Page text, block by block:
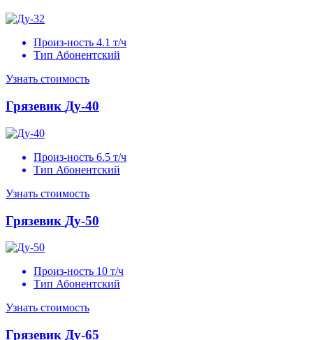
Произ-ность 4.1 т/ч
Тип Абонентский
Узнать стоимость
Грязевик Ду-40
Произ-ность 6.5 т/ч
Тип Абонентский
Узнать стоимость
Грязевик Ду-50
Произ-ность 10 т/ч
Тип Абонентский
Узнать стоимость
Грязевик Ду-65